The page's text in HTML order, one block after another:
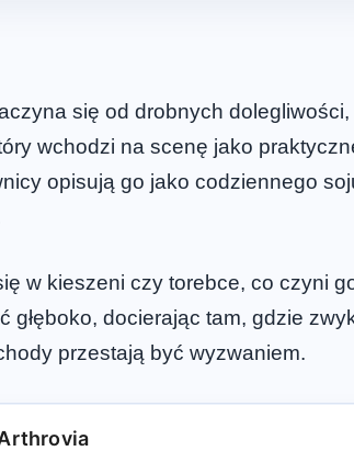
się od drobnych
wchodzi na scenę jako
opisują go jako codziennego
w kieszeni czy torebce, co czyni
głęboko, docierając tam, gdzie
przestają być wyzwaniem.